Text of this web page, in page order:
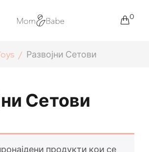
0
Сетови
Развојни Сетови
продукти кои се